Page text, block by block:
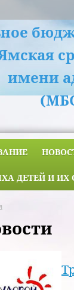
имени
ДЕТЕЙ И ИХ